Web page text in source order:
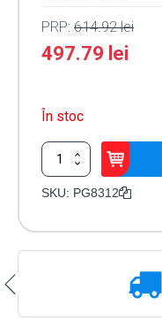
PRP: 614.92lei
497.79 lei
În stoc
Cantitate
Contact
magnetic
SKU: PG8312